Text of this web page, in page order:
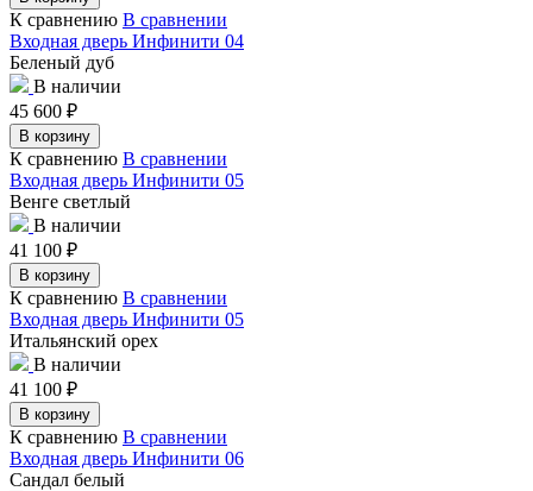
К сравнению В сравнении
Входная дверь Инфинити 04
Беленый дуб
В наличии
45 600 ₽
В корзину
К сравнению В сравнении
Входная дверь Инфинити 05
Венге светлый
В наличии
41 100 ₽
В корзину
К сравнению В сравнении
Входная дверь Инфинити 05
Итальянский орех
В наличии
41 100 ₽
В корзину
К сравнению В сравнении
Входная дверь Инфинити 06
Сандал белый